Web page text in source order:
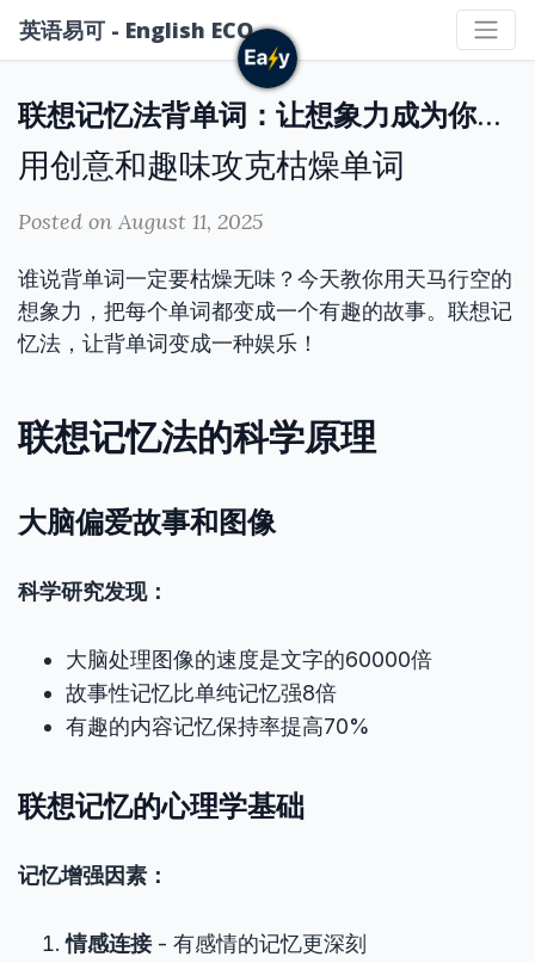
英语易可 - English ECO
联想记忆法背单词：让想象力成为你的超能力
用创意和趣味攻克枯燥单词
Posted on August 11, 2025
谁说背单词一定要枯燥无味？今天教你用天马行空的
想象力，把每个单词都变成一个有趣的故事。联想记
忆法，让背单词变成一种娱乐！
联想记忆法的科学原理
大脑偏爱故事和图像
科学研究发现：
大脑处理图像的速度是文字的60000倍
故事性记忆比单纯记忆强8倍
有趣的内容记忆保持率提高70%
联想记忆的心理学基础
记忆增强因素：
情感连接- 有感情的记忆更深刻